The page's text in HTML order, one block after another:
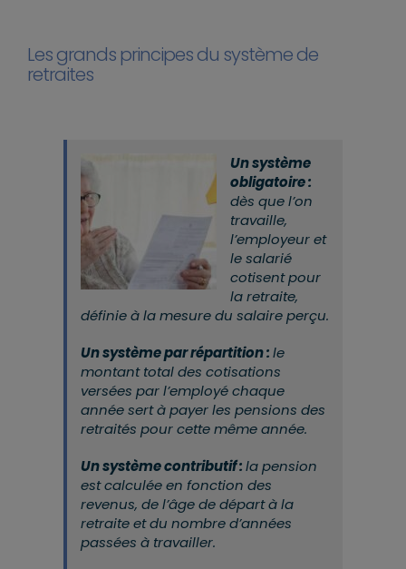
Les grands principes du système de
retraites
Un système
obligatoire :
dès que l’on
travaille,
l’employeur et
le salarié
cotisent pour
la retraite,
définie à la mesure du salaire perçu.
Un système par répartition :le
montant total des cotisations
versées par l’employé chaque
année sert à payer les pensions des
retraités pour cette même année.
Un système contributif :la pension
est calculée en fonction des
revenus, de l’âge de départ à la
retraite et du nombre d’années
passées à travailler.